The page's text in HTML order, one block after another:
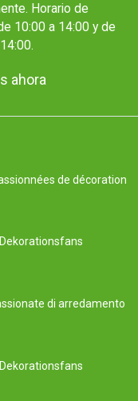
Horario de
10:00 a 14:00 y de
ahora
de décoration
di arredamento